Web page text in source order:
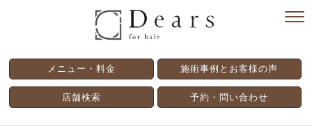
メニュー・料金 施術事例とお客様の声
店舗検索 予約・問い合わせ